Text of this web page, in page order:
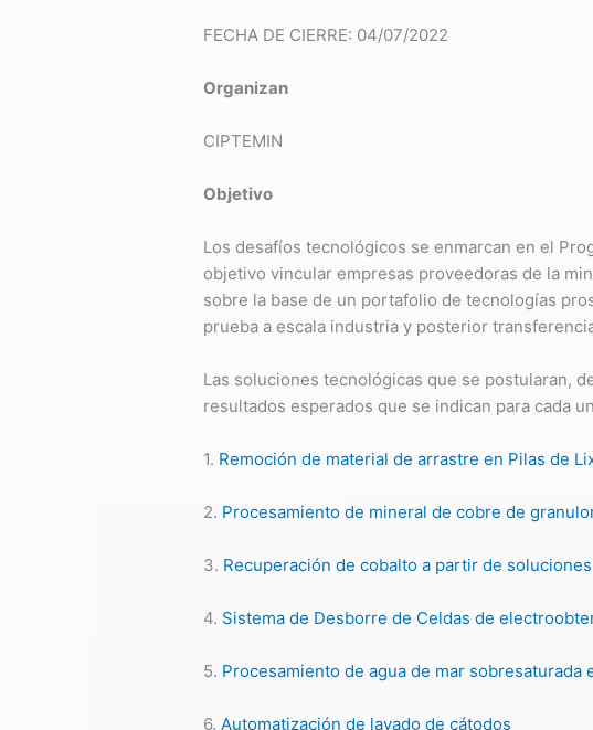
FECHA DE CIERRE: 04/07/2022
Organizan
CIPTEMIN
Objetivo
Los desafíos tecnológicos se enmarcan en el
objetivo vincular empresas proveedoras de la
sobre la base de un portafolio de tecnologías
prueba a escala industria y posterior
Las soluciones tecnológicas que se postularan,
resultados esperados que se indican para cada
1. Remoción de material de arrastre en Pilas de
2. Procesamiento de mineral de cobre de
3. Recuperación de cobalto a partir de
4. Sistema de Desborre de Celdas de
5. Procesamiento de agua de mar sobresaturada
6.Automatización de lavado de cátodos